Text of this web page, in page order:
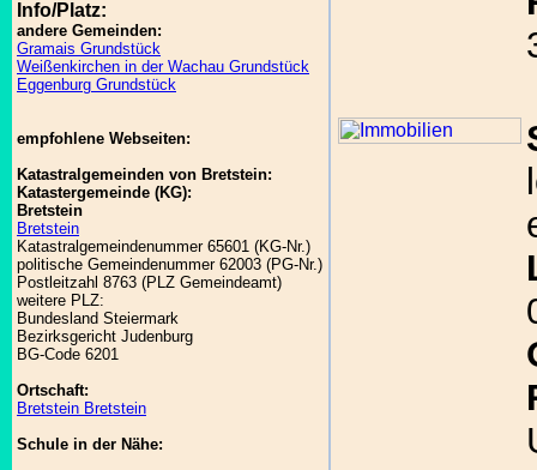
Info/Platz:
andere Gemeinden:
Gramais Grundstück
Weißenkirchen in der Wachau Grundstück
Eggenburg Grundstück
empfohlene Webseiten:
Katastralgemeinden von Bretstein:
Katastergemeinde (KG):
Bretstein
Bretstein
Katastralgemeindenummer 65601 (KG-Nr.)
politische Gemeindenummer 62003 (PG-Nr.)
Postleitzahl 8763 (PLZ Gemeindeamt)
weitere PLZ:
Bundesland Steiermark
Bezirksgericht Judenburg
BG-Code 6201
Ortschaft:
Bretstein Bretstein
Schule in der Nähe: